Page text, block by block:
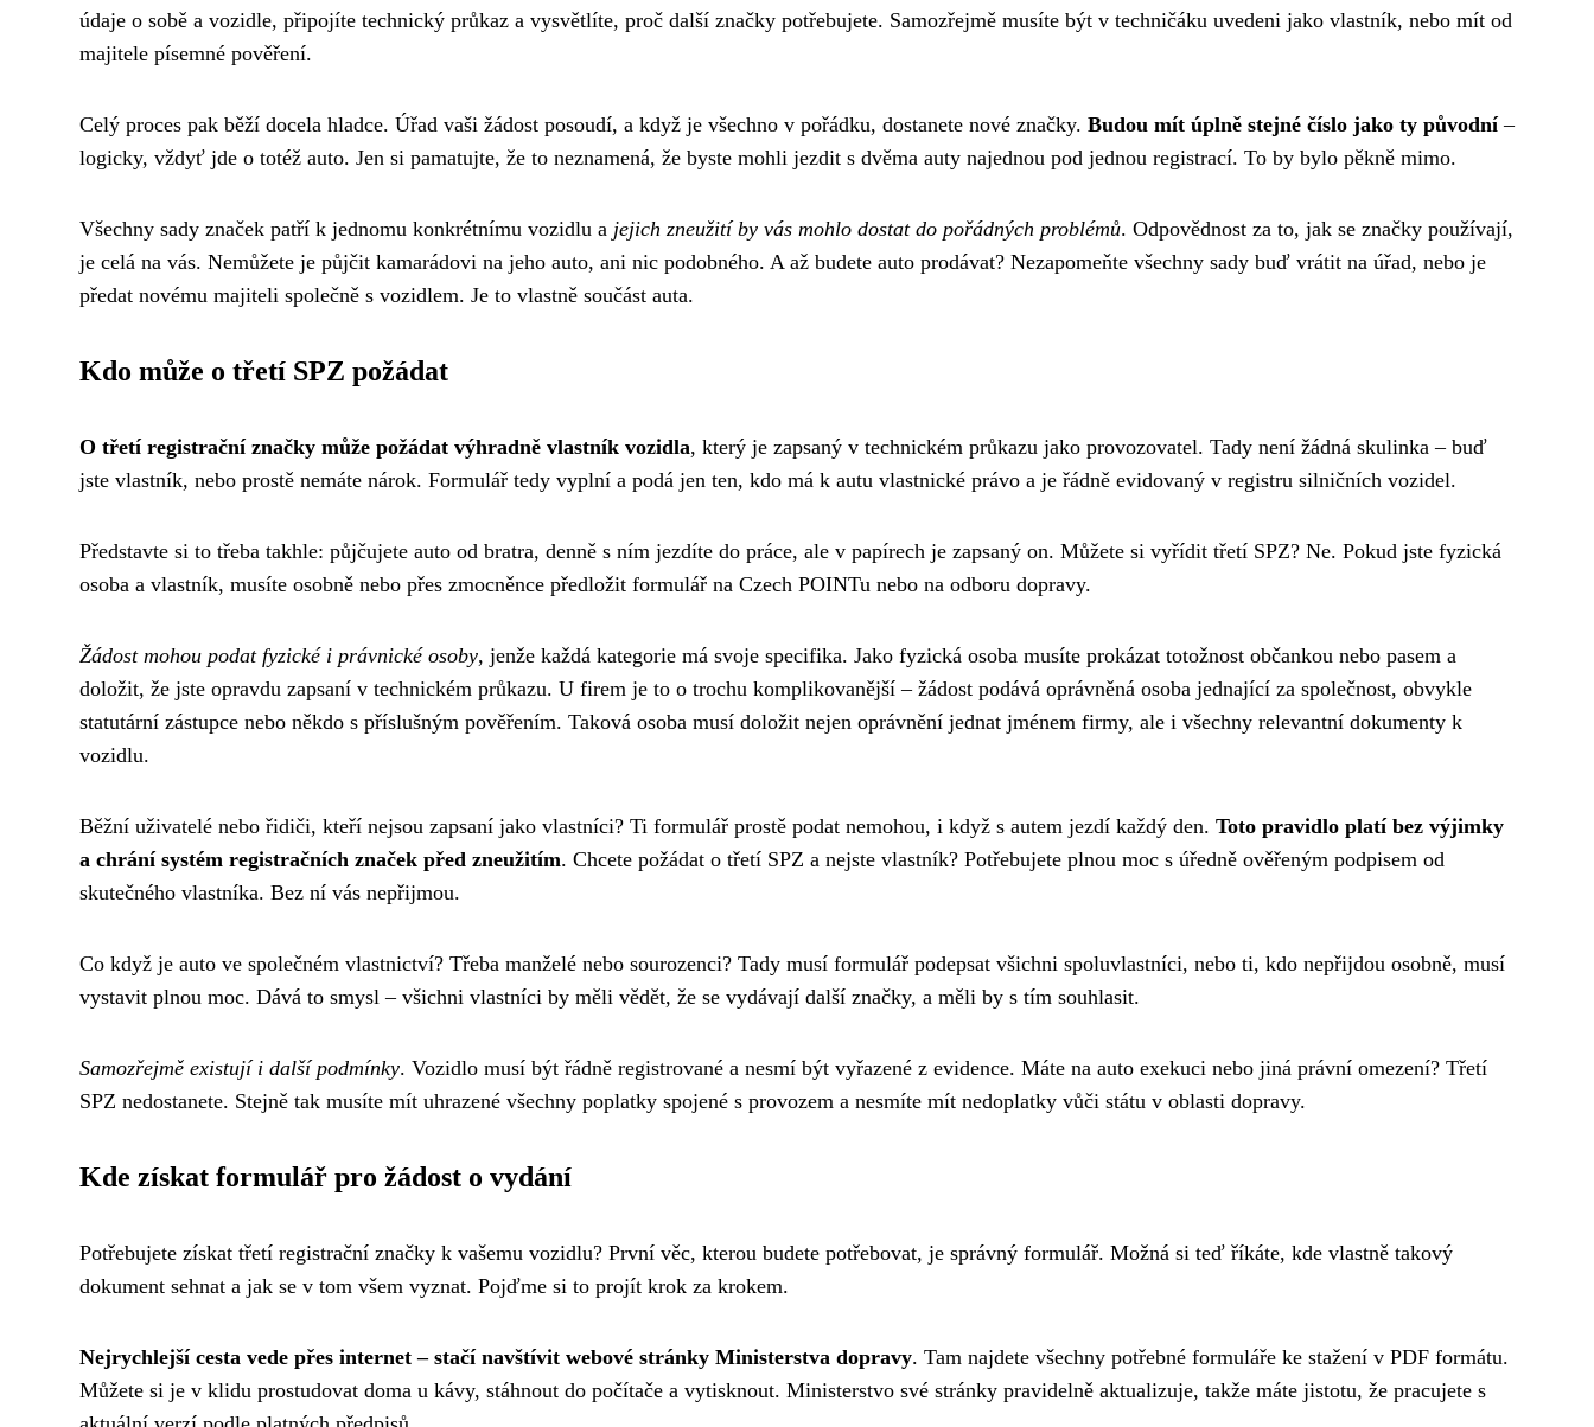
údaje o sobě a vozidle, připojíte technický průkaz a vysvětlíte, proč další značky potřebujete. Samozřejmě musíte být v techničáku uvedeni jako vlastník, nebo mít od
majitele písemné pověření.
Celý proces pak běží docela hladce. Úřad vaši žádost posoudí, a když je všechno v pořádku, dostanete nové značky. Budou mít úplně stejné číslo jako ty původní–
logicky, vždyť jde o totéž auto. Jen si pamatujte, že to neznamená, že byste mohli jezdit s dvěma auty najednou pod jednou registrací. To by bylo pěkně mimo.
Všechny sady značek patří k jednomu konkrétnímu vozidlu a jejich zneužití by vás mohlo dostat do pořádných problémů. Odpovědnost za to, jak se značky používají,
je celá na vás. Nemůžete je půjčit kamarádovi na jeho auto, ani nic podobného. A až budete auto prodávat? Nezapomeňte všechny sady buď vrátit na úřad, nebo je
předat novému majiteli společně s vozidlem. Je to vlastně součást auta.
Kdo může o třetí SPZ požádat
O třetí registrační značky může požádat výhradně vlastník vozidla, který je zapsaný v technickém průkazu jako provozovatel. Tady není žádná skulinka – buď
jste vlastník, nebo prostě nemáte nárok. Formulář tedy vyplní a podá jen ten, kdo má k autu vlastnické právo a je řádně evidovaný v registru silničních vozidel.
Představte si to třeba takhle: půjčujete auto od bratra, denně s ním jezdíte do práce, ale v papírech je zapsaný on. Můžete si vyřídit třetí SPZ? Ne. Pokud jste fyzická
osoba a vlastník, musíte osobně nebo přes zmocněnce předložit formulář na Czech POINTu nebo na odboru dopravy.
Žádost mohou podat fyzické i právnické osoby, jenže každá kategorie má svoje specifika. Jako fyzická osoba musíte prokázat totožnost občankou nebo pasem a
doložit, že jste opravdu zapsaní v technickém průkazu. U firem je to o trochu komplikovanější – žádost podává oprávněná osoba jednající za společnost, obvykle
statutární zástupce nebo někdo s příslušným pověřením. Taková osoba musí doložit nejen oprávnění jednat jménem firmy, ale i všechny relevantní dokumenty k
vozidlu.
Běžní uživatelé nebo řidiči, kteří nejsou zapsaní jako vlastníci? Ti formulář prostě podat nemohou, i když s autem jezdí každý den. Toto pravidlo platí bez výjimky
a chrání systém registračních značek před zneužitím. Chcete požádat o třetí SPZ a nejste vlastník? Potřebujete plnou moc s úředně ověřeným podpisem od
skutečného vlastníka. Bez ní vás nepřijmou.
Co když je auto ve společném vlastnictví? Třeba manželé nebo sourozenci? Tady musí formulář podepsat všichni spoluvlastníci, nebo ti, kdo nepřijdou osobně, musí
vystavit plnou moc. Dává to smysl – všichni vlastníci by měli vědět, že se vydávají další značky, a měli by s tím souhlasit.
Samozřejmě existují i další podmínky. Vozidlo musí být řádně registrované a nesmí být vyřazené z evidence. Máte na auto exekuci nebo jiná právní omezení? Třetí
SPZ nedostanete. Stejně tak musíte mít uhrazené všechny poplatky spojené s provozem a nesmíte mít nedoplatky vůči státu v oblasti dopravy.
Kde získat formulář pro žádost o vydání
Potřebujete získat třetí registrační značky k vašemu vozidlu? První věc, kterou budete potřebovat, je správný formulář. Možná si teď říkáte, kde vlastně takový
dokument sehnat a jak se v tom všem vyznat. Pojďme si to projít krok za krokem.
Nejrychlejší cesta vede přes internet – stačí navštívit webové stránky Ministerstva dopravy. Tam najdete všechny potřebné formuláře ke stažení v PDF formátu.
Můžete si je v klidu prostudovat doma u kávy, stáhnout do počítače a vytisknout. Ministerstvo své stránky pravidelně aktualizuje, takže máte jistotu, že pracujete s